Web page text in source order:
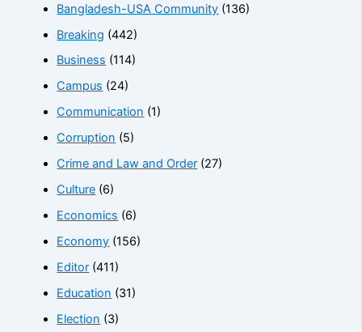
Bangladesh-USA Community (136)
Breaking (442)
Business (114)
Campus (24)
Communication (1)
Corruption (5)
Crime and Law and Order (27)
Culture (6)
Economics (6)
Economy (156)
Editor (411)
Education (31)
Election (3)